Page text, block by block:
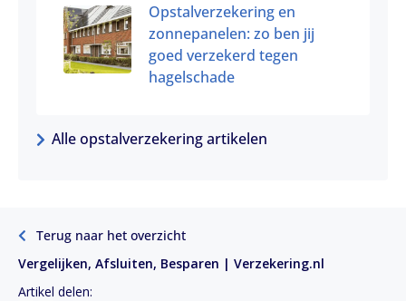
Opstalverzekering en
zonnepanelen: zo ben jij
goed verzekerd tegen
hagelschade
Alle opstalverzekering artikelen
Terug naar het overzicht
Vergelijken, Afsluiten, Besparen | Verzekering.nl
Artikel delen: